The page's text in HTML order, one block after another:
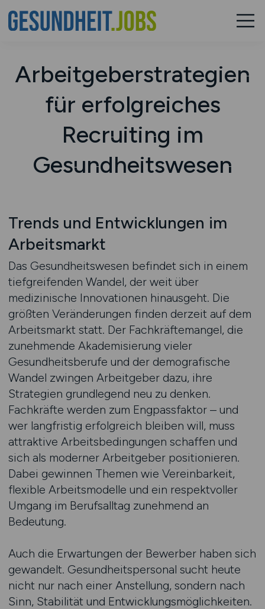
Arbeitgeberstrategien
für erfolgreiches
Recruiting im
Gesundheitswesen
Trends und Entwicklungen im
Arbeitsmarkt
Das Gesundheitswesen befindet sich in einem
tiefgreifenden Wandel, der weit über
medizinische Innovationen hinausgeht. Die
größten Veränderungen finden derzeit auf dem
Arbeitsmarkt statt. Der Fachkräftemangel, die
zunehmende Akademisierung vieler
Gesundheitsberufe und der demografische
Wandel zwingen Arbeitgeber dazu, ihre
Strategien grundlegend neu zu denken.
Fachkräfte werden zum Engpassfaktor – und
wer langfristig erfolgreich bleiben will, muss
attraktive Arbeitsbedingungen schaffen und
sich als moderner Arbeitgeber positionieren.
Dabei gewinnen Themen wie Vereinbarkeit,
flexible Arbeitsmodelle und ein respektvoller
Umgang im Berufsalltag zunehmend an
Bedeutung.
Auch die Erwartungen der Bewerber haben sich
gewandelt. Gesundheitspersonal sucht heute
nicht nur nach einer Anstellung, sondern nach
Sinn, Stabilität und Entwicklungsmöglichkeiten.